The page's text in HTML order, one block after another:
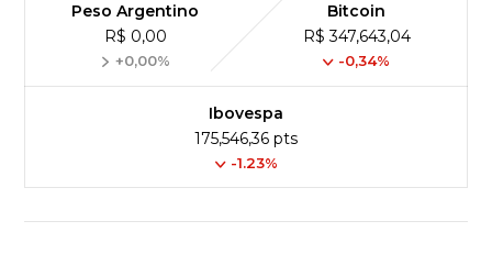
Peso Argentino
R$ 0,00
+0,00%
Bitcoin
R$ 347,643,04
-0,34%
Ibovespa
175,546,36 pts
-1.23%